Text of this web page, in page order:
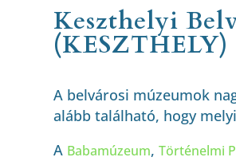
Keszthelyi
(KESZTHELY)
A belvárosi múzeumok
alább található, hogy
A Babamúzeum,Történelmi